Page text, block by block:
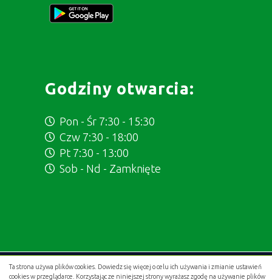
Ta strona używa plików cookies. Dowiedz się więcej o celu ich używania i zmianie ustawień
cookies w przeglądarce. Korzystając ze niniejszej strony wyrażasz zgodę na używanie plików
Godziny otwarcia:
Pon - Śr 7:30 - 15:30
Czw 7:30 - 18:00
Pt 7:30 - 13:00
Sob - Nd - Zamknięte
Projekt i wykonanie:.gold studio digital